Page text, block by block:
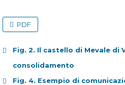
PDF
Fig. 2. Il castello di Mevale di
consolidamento
Fig. 4. Esempio di